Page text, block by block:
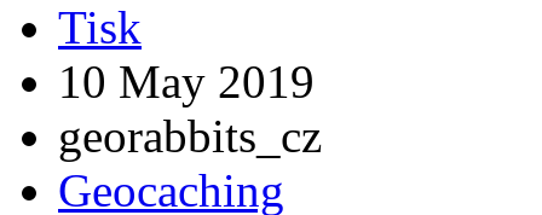
Tisk
10 May 2019
georabbits_cz
Geocaching